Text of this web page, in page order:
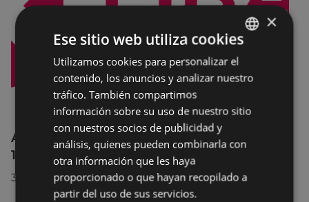
Afecciones al tráfico en la calle Egogain del
10 al 23 de agosto, por motivo de obras
30/07/2026
BASQUE
SPANISH
×
Ese sitio web utiliza cookies
Utilizamos cookies para personalizar el
contenido, los anuncios y analizar nuestro
tráfico. También compartimos
información sobre su uso de nuestro sitio
con nuestros socios de publicidad y
análisis, quienes pueden combinarla con
otra información que les haya
proporcionado o que hayan recopilado a
partir del uso de sus servicios.